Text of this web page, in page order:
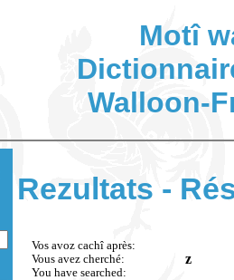
Motî
Walloon-
Rezultats -
Vos avoz cachî après:
Vous avez cherché:
You have searched:
z